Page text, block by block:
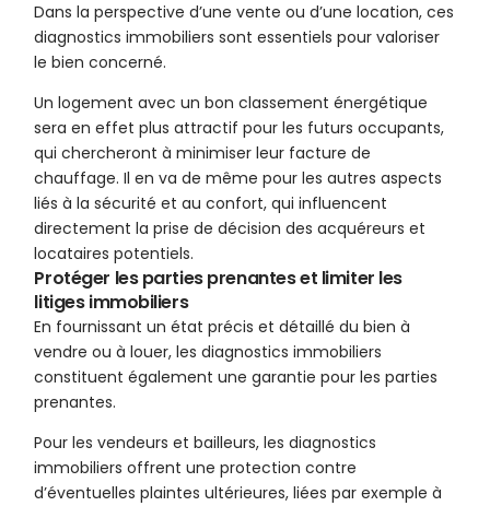
Dans la perspective d’une vente ou d’une location, ces
diagnostics immobiliers sont essentiels pour valoriser
le bien concerné.
Un logement avec un bon classement énergétique
sera en effet plus attractif pour les futurs occupants,
qui chercheront à minimiser leur facture de
chauffage. Il en va de même pour les autres aspects
liés à la sécurité et au confort, qui influencent
directement la prise de décision des acquéreurs et
locataires potentiels.
Protéger les parties prenantes et limiter les
litiges immobiliers
En fournissant un état précis et détaillé du bien à
vendre ou à louer, les diagnostics immobiliers
constituent également une garantie pour les parties
prenantes.
Pour les vendeurs et bailleurs, les diagnostics
immobiliers offrent une protection contre
d’éventuelles plaintes ultérieures, liées par exemple à